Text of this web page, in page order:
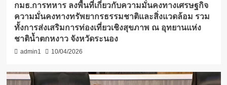
กมธ.การทหาร ลงพื้นที่เกี่ยวกับความมั่นคงทางเศรษฐกิจ
ความมั่นคงทางทรัพยากรธรรมชาติและสิ่งแวดล้อม รวม
ทั้งการส่งเสริมการท่องเที่ยวเชิงสุขภาพ ณ อุทยานแห่ง
ชาติน้ำตกหงาว จังหวัดระนอง
admin1 10/04/2026